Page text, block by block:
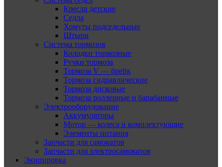
Кресла детские
Седла
Хомуты подседельные
Штыри
Система тормозов
Колодки тормозные
Ручки тормоза
Тормоза V — брейк
Тормоза гидравлические
Тормоза дисковые
Тормоза роллерные и барабанные
Электрооборудование
Аккумуляторы
Мотор — колеса и комплектующие
Элементы питания
Запчасти для самокатов
Запчасти для электросамокатов
Экипировка